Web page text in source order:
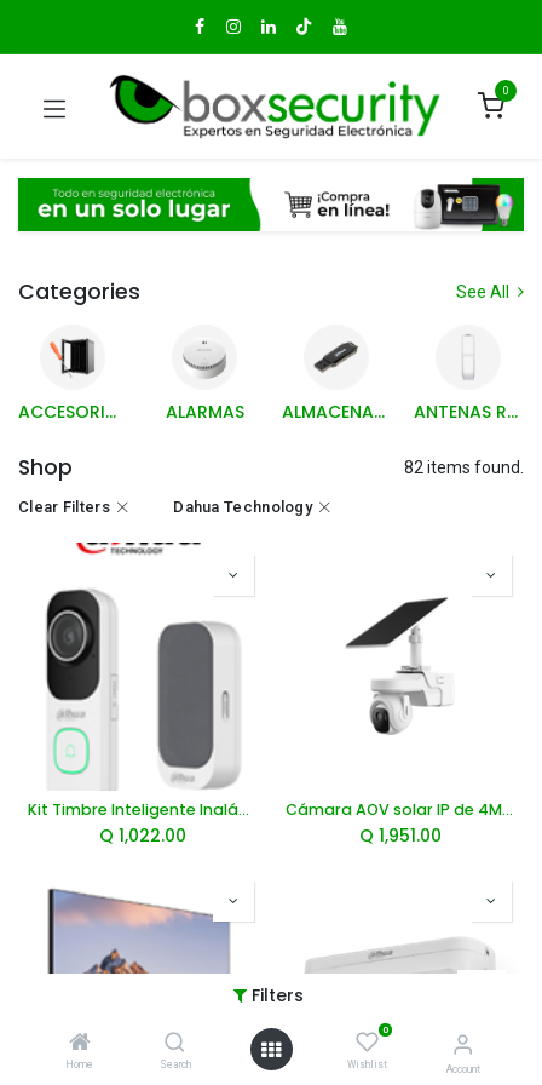
Filters
Home Search
0
Wishlist Account
0
Categories See All
ACCESORIOS Y HERRAMIENTAS ALARMAS ALMACENAMIENTO ANTENAS RETAIL Y ACCESORIOS
Shop 82 items found.
Clear Filters Dahua Technology
Kit Timbre Inteligente Inalámbrico, Wifi 2.4 Ghz, Cámara de 4MP, Compatible con DMSS
Q 1,022.00
Cámara AOV solar IP de 4MP con movimiento horizontal y vertical 4G
Q 1,951.00